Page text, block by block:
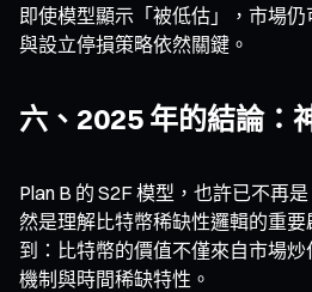
即使模型顯示「被低估」，市場
與設立停損策略依然關鍵。
六、2025 年的結論：
Plan B 的 S2F 模型，也許已不再
然是理解比特幣稀缺性邏輯的重
到：比特幣的價值不僅來自市場
機制與時間稀缺特性。